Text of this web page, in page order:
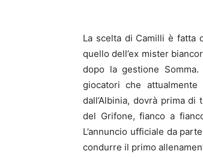
La scelta di Camilli è fatta
quello dell’ex mister
dopo la gestione
giocatori che attualmente
dall’Albinia, dovrà prima
del Grifone, fianco a
L’annuncio ufficiale da
condurre il primo